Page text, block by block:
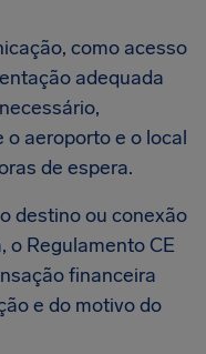
como acesso
adequada
aeroporto e o local
de espera.
destino ou conexão
o Regulamento CE
financeira
e do motivo do